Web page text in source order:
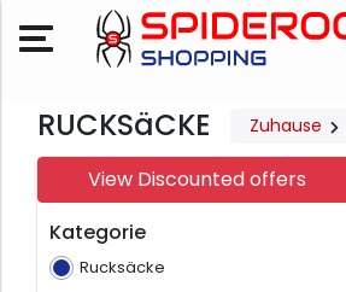
RUCKSäCKE Zuhause
View Discounted offers
Kategorie
Rucksäcke